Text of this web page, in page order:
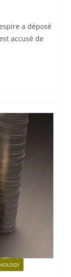
a déposé
accusé de